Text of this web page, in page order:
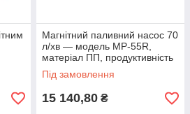
насоси
рідин
насоси
Магнітний паливний насос 70
л/хв — модель MP-55R,
матеріал ПП, продуктивність
70 літрів на хвилину,
Під замовлення
15 140,80 ₴